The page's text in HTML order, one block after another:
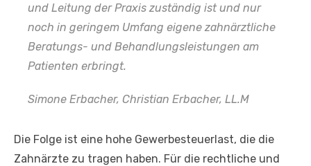
und Leitung der Praxis zuständig ist und nur
noch in geringem Umfang eigene zahnärztliche
Beratungs- und Behandlungsleistungen am
Patienten erbringt.
Simone Erbacher, Christian Erbacher, LL.M
Die Folge ist eine hohe Gewerbesteuerlast, die die
Zahnärzte zu tragen haben. Für die rechtliche und